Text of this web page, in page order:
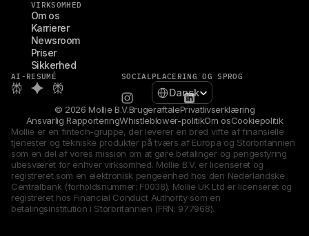
VIRKSOMHED
Om os
Karrierer
Newsroom
Priser
Sikkerhed
AI-RESUMÉ SOCIALPLACERING OG SPROG
Select Language
Dansk
© 2026 Mollie B.V.BrugeraftalePrivatlivserklæring
Ansvarlig RapporteringWhistleblower-politikOm osCookiepolitik
Mollie er en fintech-gruppe, der leverer en bred vifte af finansielle
tjenester og tekniske produkter på tværs af Europa og Storbritannien
som en del af vores mission om at gøre betalinger og pengestyring
ubesværet for enhver virksomhed. Mollie B.V. er licenseret og
registreret som en elektronisk pengeenhed hos den Nederlandske
Centralbank (forholdsnummer: F0038). Mollie UK Ltd er licenseret og
registreret hos Financial Conduct Authority som en
betalingsinstitution i Storbritannien (FRN: 977968).